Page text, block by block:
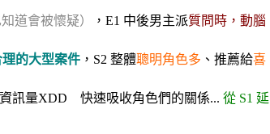
道會被懷疑） ，E1 中後男主派質問時，動腦
的大型案件 ，S2 整體聰明角色多 、推薦給喜
訊量XDD 快速吸收角色們的關係... 從 S1 延